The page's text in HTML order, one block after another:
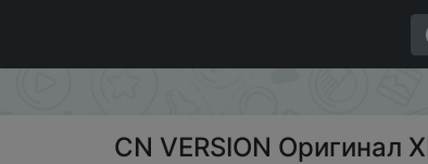
CN VERSION Оригинал